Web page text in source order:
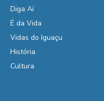
Diga Aí
É da Vida
Vidas do Iguaçu
História
Cultura